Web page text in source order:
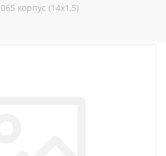
корпус (14x1,5)